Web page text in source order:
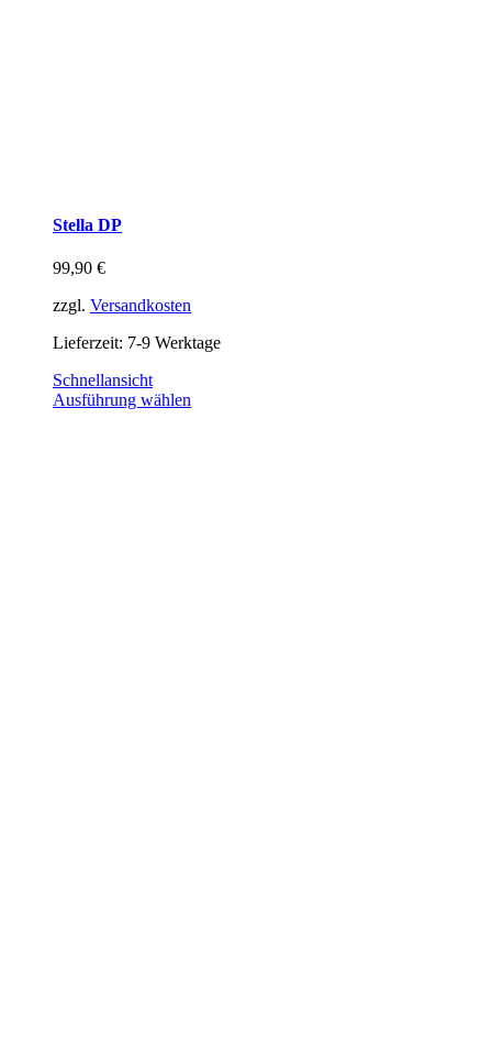
Stella DP
99,90 €
zzgl. Versandkosten
Lieferzeit: 7-9 Werktage
Schnellansicht
Ausführung wählen